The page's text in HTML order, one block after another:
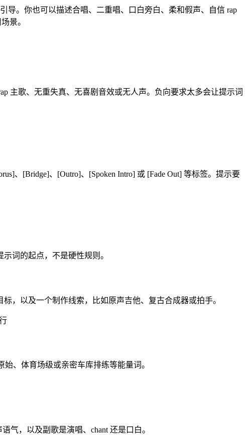
导。你也可以描述合唱、二重唱、口白旁白、柔和假声、自信 rap
景。
主歌、无重失真、无喜剧音效或无人声。负向要求太多会让提示词
、[Bridge]、[Outro]、[Spoken Intro] 或 [Fade Out] 等标签。提示要
词的起点，不是硬性规则。
，以及一个制作线索，比如原声吉他、复古合成器或拍手。
、体育场级或亲密车库排练等能量词。
气，以及副歌是演唱、chant 还是口白。